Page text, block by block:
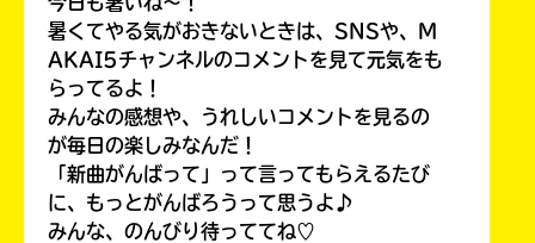
暑くてやる気がおきないときは、SNSや、M
AKAI5チャンネルのコメントを見て元気をも
らってるよ！
みんなの感想や、うれしいコメントを見るの
が毎日の楽しみなんだ！
「新曲がんばって」って言ってもらえるたび
に、もっとがんばろうって思うよ♪
みんな、のんびり待っててね♡